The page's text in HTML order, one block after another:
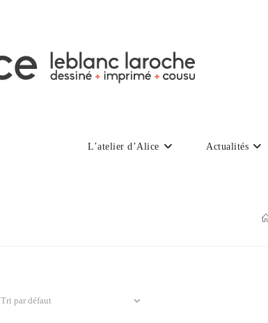
L’atelier d’Alice Actualités
Tri par défaut